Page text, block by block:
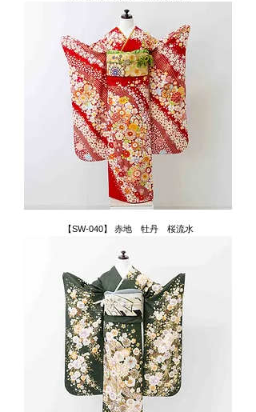
【SW-040】 赤地 牡丹 桜流水